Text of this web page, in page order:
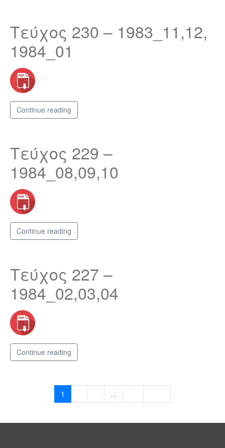
Τεύχος 230 – 1983_11,12,
1984_01
Continue reading
Τεύχος 229 –
1984_08,09,10
Continue reading
Τεύχος 227 –
1984_02,03,04
Continue reading
1 ...